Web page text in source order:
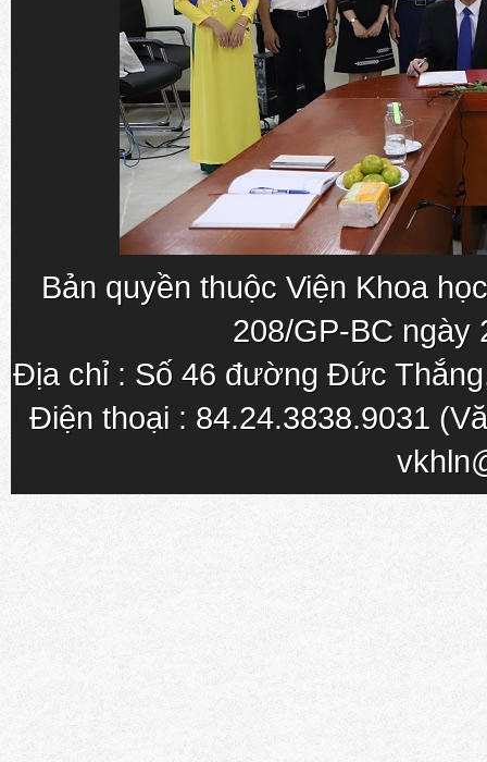
Bản quyền thuộc Viện Khoa
208/GP-BC ngày
Địa chỉ : Số 46 đường Đức
Điện thoại : 84.24.3838.9031